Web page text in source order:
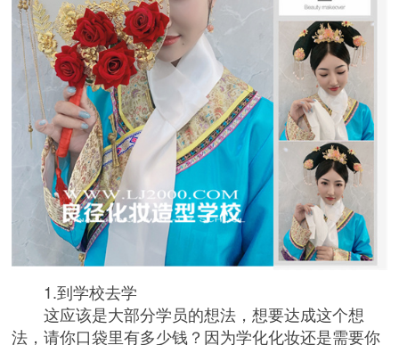
1.到学校去学
这应该是大部分学员的想法，想要达成这个想
法，请你口袋里有多少钱？因为学化化妆还是需要你